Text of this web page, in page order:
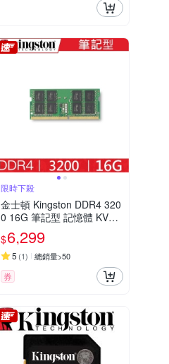
限時下殺
金士頓 Kingston DDR4 320
0 16G 筆記型 記憶體 KVR3
2S22D8/16
$6,299
5 (1) 總銷量>50
券